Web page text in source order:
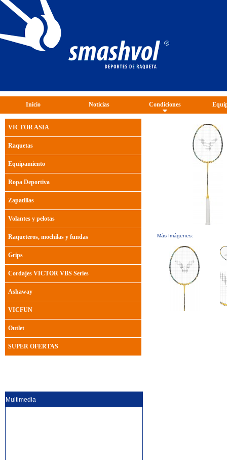
Inicio Noticias Condiciones
Más Imágenes:
VICTOR ASIA
Raquetas
Equipamiento
Ropa Deportiva
Zapatillas
Volantes y pelotas
Raqueteros, mochilas y fundas
Grips
Cordajes VICTOR VBS Series
Ashaway
VICFUN
Outlet
SUPER OFERTAS
Multimedia